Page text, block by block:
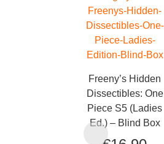
Freeny’s Hidden
Dissectibles: One
Piece S5 (Ladies
Ed.) – Blind Box